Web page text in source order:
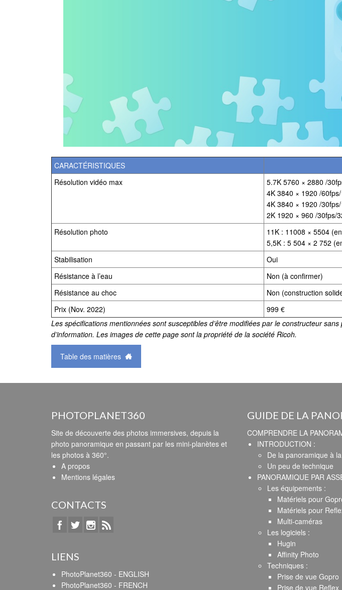
CARACTÉRISTIQUES
Résolution vidéo max
5.7K 5760 × 2880 /
4K 3840 × 1920 /
4K 3840 × 1920 /
2K 1920 × 960 /30fps/
Résolution photo
11K : 11008 × 5504
5,5K : 5 504 × 2 752
Stabilisation
Oui
Résistance à l’eau
Non (à confirmer)
Résistance au choc
Non (construction
Prix (Nov. 2022)
999 €
Les spécifications mentionnées sont susceptibles d’être modifiées par le constructeur
d’information. Les images de cette page sont la propriété de la société Ricoh.
Table des matières
PHOTOPLANET360
Site de découverte des photos immersives, depuis la
photo panoramique en passant par les mini-planètes et
les photos à 360°.
A propos
Mentions légales
CONTACTS
LIENS
PhotoPlanet360 - ENGLISH
PhotoPlanet360 - FRENCH
GUIDE DE LA
COMPRENDRE LA
INTRODUCTION :
De la panoramique à
Un peu de technique
PANORAMIQUE PAR
Les équipements :
Matériels pour
Matériels pour
Multi-caméras
Les logiciels :
Hugin
Affinity Photo
Techniques :
Prise de vue Gopro
Prise de vue Reflex